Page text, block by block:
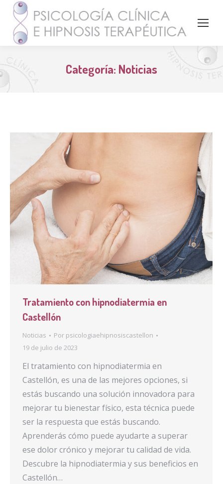
Categoría: Noticias
Tratamiento con hipnodiatermia en
Castellón
Noticias Por psicologiaehipnosiscastellon
19 de julio de 2023
El tratamiento con hipnodiatermia en
Castellón, es una de las mejores opciones, si
estás buscando una solución innovadora para
mejorar tu bienestar físico, esta técnica puede
ser la respuesta que estás buscando.
Aprenderás cómo puede ayudarte a superar
ese dolor crónico y mejorar tu calidad de vida.
Descubre la hipnodiatermia y sus beneficios en
Castellón…